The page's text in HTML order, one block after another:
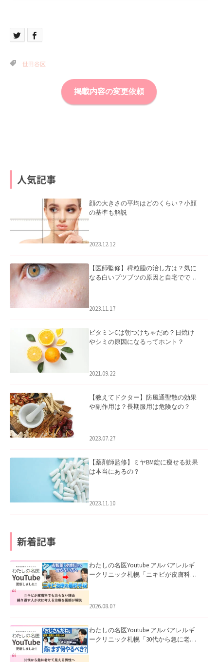
世田谷区
掲載内容の変更依頼
人気記事
顔の大きさの平均はどのくらい？小顔
の基準も解説
2023.12.12
【医師監修】稗粒腫の治し方は？気に
なる白いブツブツの原因と自宅ででき
2023.11.17
ビタミンCは朝つけちゃだめ？日焼け
やシミの原因になるってホント？
2021.09.22
【教えてドクター】防風通聖散の効果
や副作用は？長期服用は危険なの？
2023.07.27
【薬剤師監修】ミヤBM錠に痩せる効果
は本当にあるの？
2023.11.10
新着記事
わたしの名医Youtube アルバアレルギ
ークリニック札幌「ニキビが皮膚科で
ました。
2026.08.07
わたしの名医Youtube アルバアレルギ
ークリニック札幌「30代から急に老け